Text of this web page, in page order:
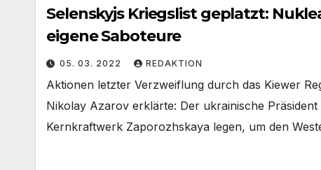
Selenskyjs Kriegslist geplatzt:
eigene Saboteure
05. 03. 2022 REDAKTION
Aktionen letzter Verzweiflung durch das Kiewer
Nikolay Azarov erklärte: Der ukrainische
Kernkraftwerk Zaporozhskaya legen, um den